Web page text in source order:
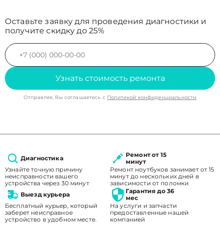
Оставьте заявку для проведения диагностики и
получите скидку до 25%
Узнать стоимость ремонта
Отправляя, Вы соглашаетесь с Политикой конфиденциальности
Диагностика
Узнайте точную причину
неисправности вашего
устройства через 30 минут
Ремонт от 15
минут
Ремонт ноутбуков занимает от 15
минут до нескольких дней в
зависимости от поломки
Выезд курьера
Бесплатный курьер, который
заберет неисправное
устройство в удобном месте.
Гарантия до 36
мес
На услуги и запчасти
предоставленные нашей
компанией